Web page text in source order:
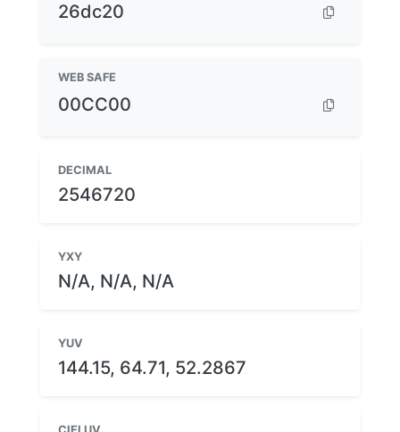
26dc20
WEB SAFE
00CC00
DECIMAL
2546720
YXY
N/A, N/A, N/A
YUV
144.15, 64.71, 52.2867
CIELUV